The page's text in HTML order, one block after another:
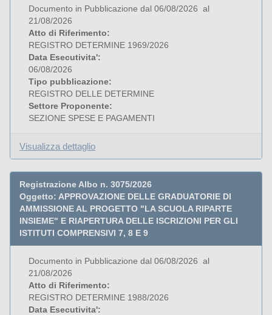
Documento in Pubblicazione dal 06/08/2026 al
21/08/2026
Atto di Riferimento:
REGISTRO DETERMINE 1969/2026
Data Esecutivita':
06/08/2026
Tipo pubblicazione:
REGISTRO DELLE DETERMINE
Settore Proponente:
SEZIONE SPESE E PAGAMENTI
Visualizza dettaglio
Registrazione Albo n. 3075/2026
Oggetto: APPROVAZIONE DELLE GRADUATORIE DI
AMMISSIONE AL PROGETTO "LA SCUOLA RIPARTE
INSIEME" E RIAPERTURA DELLE ISCRIZIONI PER GLI
ISTITUTI COMPRENSIVI 7, 8 E 9
Documento in Pubblicazione dal 06/08/2026 al
21/08/2026
Atto di Riferimento:
REGISTRO DETERMINE 1988/2026
Data Esecutivita':